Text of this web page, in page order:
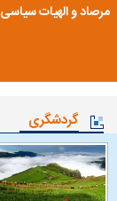
مرصاد و الهیات
گردشگری